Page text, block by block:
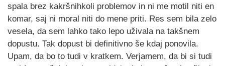
spala brez kakršnihkoli problemov in ni me motil niti en
komar, saj ni moral niti do mene priti. Res sem bila zelo
vesela, da sem lahko tako lepo uživala na takšnem
dopustu. Tak dopust bi definitivno še kdaj ponovila.
Upam, da bo to tudi v kratkem. Verjamem, da bi si tudi